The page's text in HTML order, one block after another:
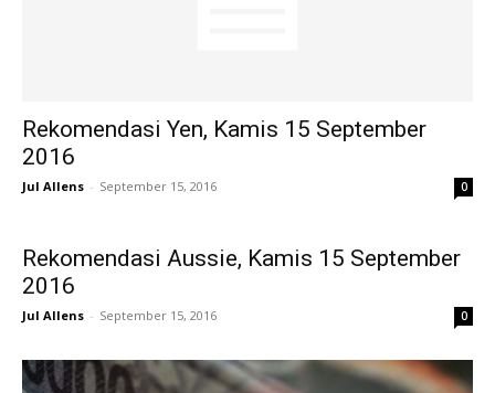
Rekomendasi Yen, Kamis 15 September
2016
Jul Allens - September 15, 2016 0
Rekomendasi Aussie, Kamis 15 September
2016
Jul Allens - September 15, 2016 0